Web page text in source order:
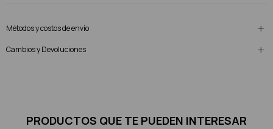
Métodos y costos de envío
Cambios y Devoluciones
PRODUCTOS QUE TE PUEDEN INTERESAR